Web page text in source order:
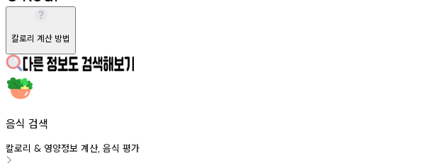
칼로리 계산 방법
음식 검색
칼로리 & 영양정보 계산, 음식 평가